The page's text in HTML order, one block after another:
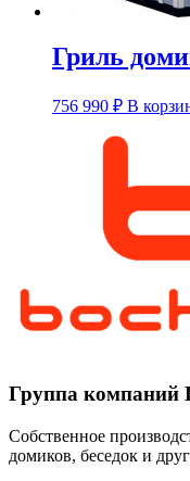
Гриль
756 990 ₽ В
Группа компаний
Собственное
домиков, беседок и